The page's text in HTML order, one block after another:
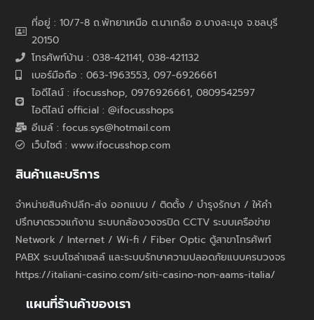
ที่อยู่ : 10/7-8 ถ.พัทยาเหนือ ต.นาเกลือ อ.บางละมุง จ.ชลบุรี
20150
โทรศัพท์บ้าน : 038-421141, 038-421132
เบอร์มือถือ : 063-1963553, 097-6926661
ไอดีไลน์ : ifocusshop, 0976926661, 0809542597
ไอดีไลน์ official : @ifocusshops
อีเมล์ : focus.sys@hotmail.com
เว็บไซต์ : www.ifocusshop.com
สินค้าและบริการ
จำหน่ายสินค้าปลีก-ส่ง ออกแบบ / ติดตั้ง / บำรุงรักษา / ให้คำ
ปรึกษาตรวจแก้งาน ระบบกล้องวงจรปิด CCTV ระบบเครือข่าย
Network / Internet / Wi-fi / Fiber Optic ตู้สาขาโทรศัพท์
PABX ระบบโซล่าเซลล์ และระบบรักษาความปลอดภัยแบบครบวงจร
https://italiani-casino.com/siti-casino-non-aams-italia/
แผนที่ร้านค้าของเรา